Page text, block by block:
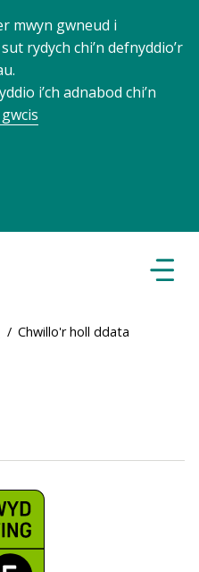
mwyn gwneud i
rydych chi’n defnyddio’r
i’ch adnabod chi’n
Chwillo'r holl ddata